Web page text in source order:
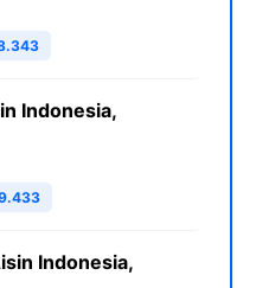
Indonesia,
Indonesia,